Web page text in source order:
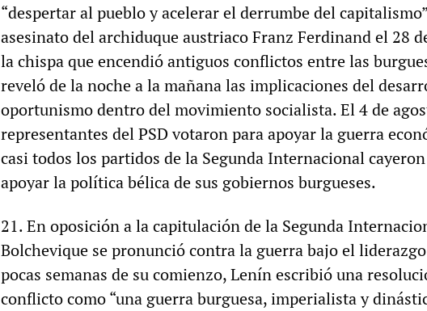
“despertar al pueblo y acelerar el derrumbe del
asesinato del archiduque austriaco Franz Ferdinand el 28
la chispa que encendió antiguos conflictos entre las
reveló de la noche a la mañana las implicaciones del
oportunismo dentro del movimiento socialista. El 4 de
representantes del PSD votaron para apoyar la guerra
casi todos los partidos de la Segunda Internacional
apoyar la política bélica de sus gobiernos burgueses.
21. En oposición a la capitulación de la Segunda
Bolchevique se pronunció contra la guerra bajo el
pocas semanas de su comienzo, Lenín escribió una
conflicto como “una guerra burguesa, imperialista y